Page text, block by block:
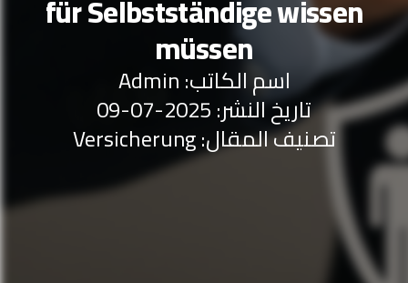
für Selbstständige wissen
müssen
اسم الكاتب: Admin
تاريخ النشر: 2025-07-09
تصنيف المقال:Versicherung